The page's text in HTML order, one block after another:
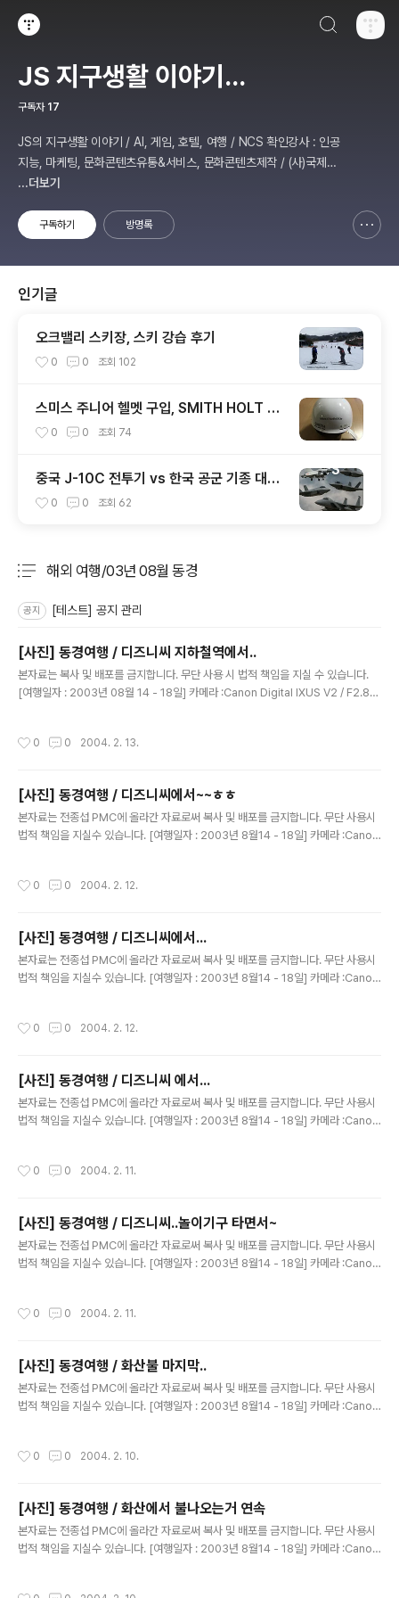
JS 지구생활 이야기...
구독자 17
JS의 지구생활 이야기 / AI, 게임, 호텔, 여행 / NCS 확인강사 : 인공
지능, 마케팅, 문화콘텐츠유통&서비스, 문화콘텐츠제작 / (사)국제미
디어예술협회 강원지부장 겸 수석연구원
...더보기
구독하기 방명록
인기글
오크밸리 스키장, 스키 강습 후기
0 0 조회 102
스미스 주니어 헬멧 구입, SMITH HOLT JR
1920
0 0 조회 74
중국 J-10C 전투기 vs 한국 공군 기종 대응
력 분석
0 0 조회 62
해외 여행/03년 08월 동경
공지 [테스트] 공지 관리
[사진] 동경여행 / 디즈니씨 지하철역에서..
본자료는 복사 및 배포를 금지합니다. 무단 사용 시 법적 책임을 지실 수 있습니다.
[여행일자 : 2003년 08월 14 - 18일] 카메라 :Canon Digital IXUS V2 / F2.8내
0 0 2004. 2. 13.
[사진] 동경여행 / 디즈니씨에서~~ㅎㅎ
본자료는 전종섭 PMC에 올라간 자료로써 복사 및 배포를 금지합니다. 무단 사용시
법적 책임을 지실수 있습니다. [여행일자 : 2003년 8월14 - 18일] 카메라 :Canon
0 0 2004. 2. 12.
[사진] 동경여행 / 디즈니씨에서...
본자료는 전종섭 PMC에 올라간 자료로써 복사 및 배포를 금지합니다. 무단 사용시
법적 책임을 지실수 있습니다. [여행일자 : 2003년 8월14 - 18일] 카메라 :Canon
고 해서 찍은 사진~내심 연락처를 교환 하고 싶었었다..(하나 일본어가 많이 딸렸다)
0 0 2004. 2. 12.
[사진] 동경여행 / 디즈니씨 에서...
본자료는 전종섭 PMC에 올라간 자료로써 복사 및 배포를 금지합니다. 무단 사용시
법적 책임을 지실수 있습니다. [여행일자 : 2003년 8월14 - 18일] 카메라 :Canon
0 0 2004. 2. 11.
[사진] 동경여행 / 디즈니씨..놀이기구 타면서~
본자료는 전종섭 PMC에 올라간 자료로써 복사 및 배포를 금지합니다. 무단 사용시
법적 책임을 지실수 있습니다. [여행일자 : 2003년 8월14 - 18일] 카메라 :Canon
0 0 2004. 2. 11.
[사진] 동경여행 / 화산불 마지막..
본자료는 전종섭 PMC에 올라간 자료로써 복사 및 배포를 금지합니다. 무단 사용시
법적 책임을 지실수 있습니다. [여행일자 : 2003년 8월14 - 18일] 카메라 :Canon
0 0 2004. 2. 10.
[사진] 동경여행 / 화산에서 불나오는거 연속
본자료는 전종섭 PMC에 올라간 자료로써 복사 및 배포를 금지합니다. 무단 사용시
법적 책임을 지실수 있습니다. [여행일자 : 2003년 8월14 - 18일] 카메라 :Canon